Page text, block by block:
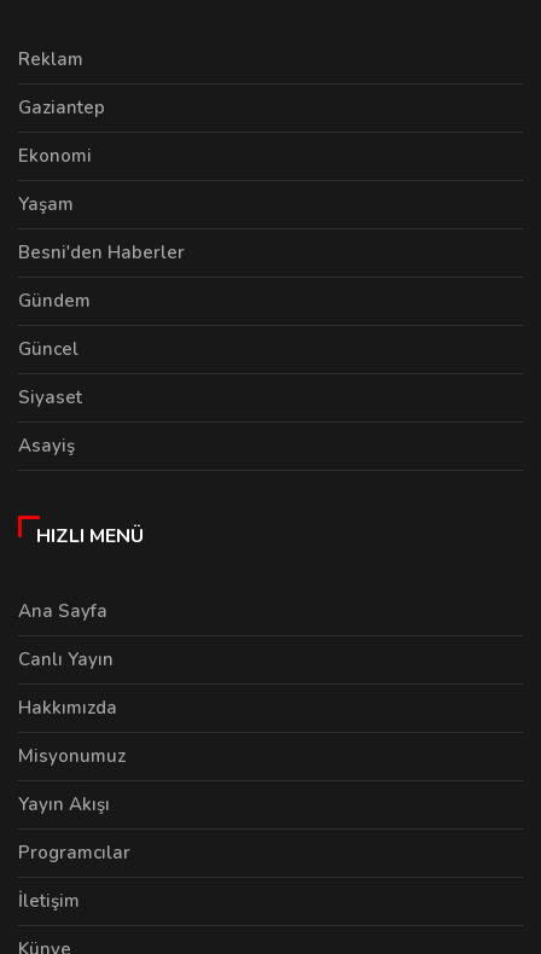
Reklam
Gaziantep
Ekonomi
Yaşam
Besni'den Haberler
Gündem
Güncel
Siyaset
Asayiş
HIZLI MENÜ
Ana Sayfa
Canlı Yayın
Hakkımızda
Misyonumuz
Yayın Akışı
Programcılar
İletişim
Künye